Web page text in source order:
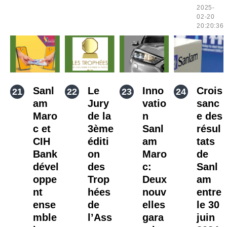
2025-
02-20
20:20:36
Sanl
am
Maro
c et
CIH
Bank
dével
oppe
nt
ense
mble
Le
Jury
de la
3ème
éditi
on
des
Trop
hées
de
l’Ass
Inno
vatio
n
Sanl
am
Maro
c:
Deux
nouv
elles
gara
Crois
sanc
e des
résul
tats
de
Sanl
am
entre
le 30
juin